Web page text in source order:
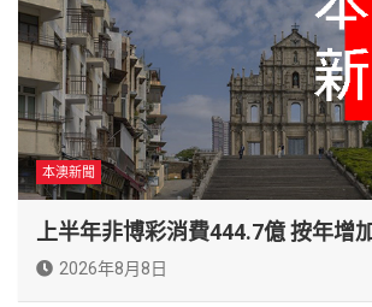
本澳新聞
上半年非博彩消費444.7億 按年增
2026年8月8日